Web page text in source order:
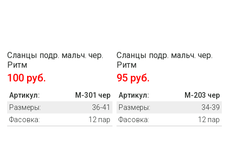
Сланцы подр. мальч. чер.
Ритм
100 руб.
Артикул:
M-301 чер
Размеры:
36-41
Фасовка:
12 пар
Сланцы подр. мальч. чер.
Ритм
95 руб.
Артикул:
M-203 чер
Размеры:
34-39
Фасовка:
12 пар